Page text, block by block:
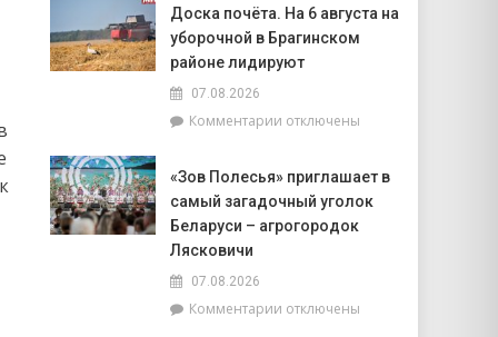
стоит
прислушаться
интуиции
депутатского
корпуса
во
председателем
депутатов
Инной
Михаленко
в
Доска почёта. На 6 августа на
уборочной в Брагинском
районе лидируют
07.08.2026
Комментариик
почёта.
На
6
в
отключены
«Зов Полесья» приглашает в
самый загадочный уголок
Беларуси – агрогородок
Лясковичи
07.08.2026
Комментариикотключены